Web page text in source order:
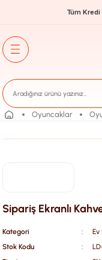
Tüm Kredi
Oyuncaklar
Sipariş Ekranlı
Kategori
Ev
Stok Kodu